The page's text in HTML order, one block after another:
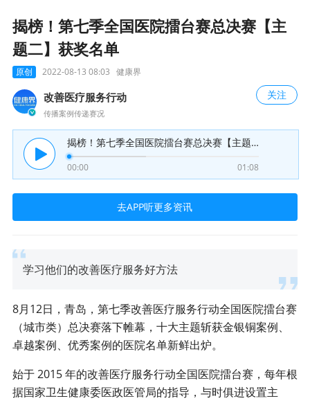
揭榜！第七季全国医院擂台赛总决赛【主
题二】获奖名单
原创 2022-08-13 08:03 健康界
改善医疗服务行动
传播案例传递赛况
关注
揭榜！第七季全国医院擂台赛总决赛【主题二】获奖名单
00:00 01:08
去APP听更多资讯
学习他们的改善医疗服务好方法
8月12日，青岛，第七季改善医疗服务行动全国医院擂台赛
（城市类）总决赛落下帷幕，十大主题斩获金银铜案例、
卓越案例、优秀案例的医院名单新鲜出炉。
始于 2015 年的改善医疗服务行动全国医院擂台赛，每年根
据国家卫生健康委医政医管局的指导，与时俱进设置主